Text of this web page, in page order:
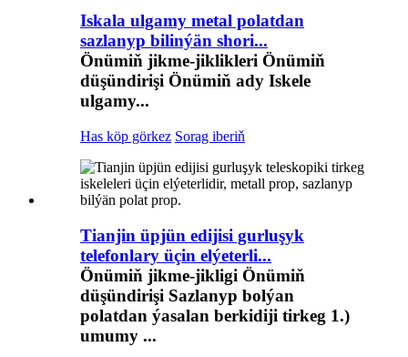
Iskala ulgamy metal polatdan
sazlanyp bilinýän shori...
Önümiň jikme-jiklikleri Önümiň
düşündirişi Önümiň ady Iskele
ulgamy...
Has köp görkez Sorag iberiň
Tianjin üpjün edijisi gurluşyk
telefonlary üçin elýeterli...
Önümiň jikme-jikligi Önümiň
düşündirişi Sazlanyp bolýan
polatdan ýasalan berkidiji tirkeg 1.)
umumy ...